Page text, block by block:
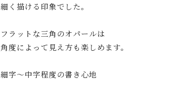
細く描ける印象でした。
フラットな三角のオパールは
角度によって見え方も楽しめます。
細字～中字程度の書き心地